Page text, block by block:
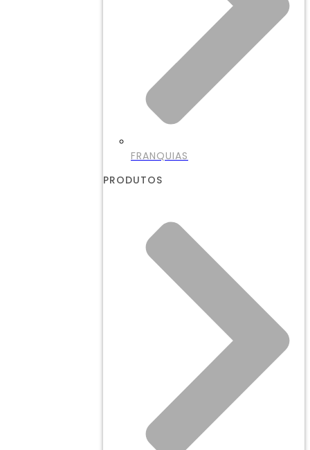
FRANQUIAS
PRODUTOS